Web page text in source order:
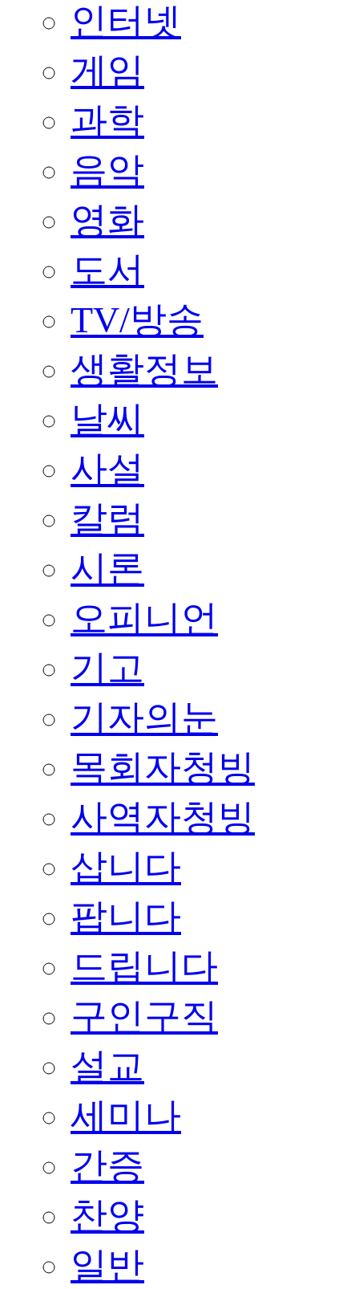
인터넷
게임
과학
음악
영화
도서
TV/방송
생활정보
날씨
사설
칼럼
시론
오피니언
기고
기자의눈
목회자청빙
사역자청빙
삽니다
팝니다
드립니다
구인구직
설교
세미나
간증
찬양
일반